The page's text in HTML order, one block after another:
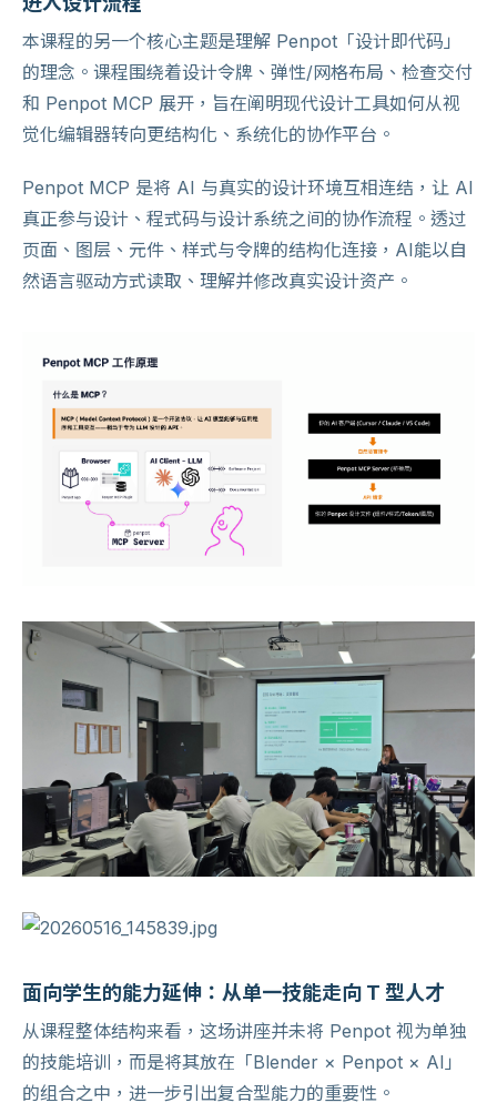
本课程的另一个核心主题是理解 Penpot「设计即代码」
的理念。课程围绕着设计令牌、弹性/网格布局、检查交付
和 Penpot MCP 展开，旨在阐明现代设计工具如何从视
觉化编辑器转向更结构化、系统化的协作平台。
Penpot MCP 是将 AI 与真实的设计环境互相连结，让 AI
真正参与设计、程式码与设计系统之间的协作流程。透过
页面、图层、元件、样式与令牌的结构化连接，AI能以自
然语言驱动方式读取、理解并修改真实设计资产。
面向学生的能力延伸：从单一技能走向 T 型人才
从课程整体结构来看，这场讲座并未将 Penpot 视为单独
的技能培训，而是将其放在「Blender × Penpot × AI」
的组合之中，进一步引出复合型能力的重要性。